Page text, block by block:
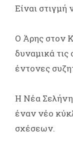
Είναι στιγμή
Ο Άρης στον
δυναμικά τις
έντονες
Η Νέα Σελήνη
έναν νέο
σχέσεων.